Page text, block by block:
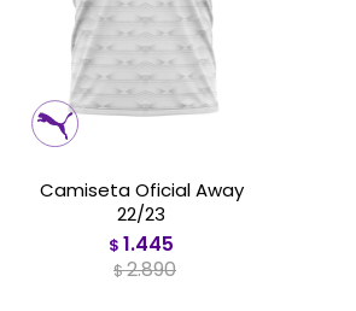
Camiseta Oficial Away
22/23
$ 1.445
$2.890